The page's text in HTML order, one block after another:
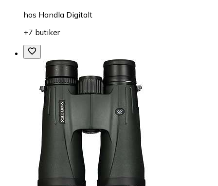
hos Handla Digitalt
+7 butiker